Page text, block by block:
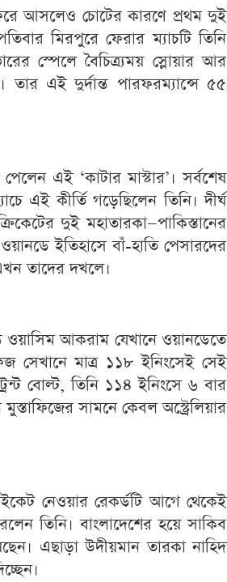
আসলেও চোটের কারণে প্রথম দুই
মিরপুরে ফেরার ম্যাচটি তিনি
স্পেলে বৈচিত্র্যময় স্লোয়ার আর
তার এই দুর্দান্ত পারফরম্যান্সে ৫৫
এই ‘কাটার মাস্টার’। সর্বশেষ
এই কীর্তি গড়েছিলেন তিনি। দীর্ঘ
দুই মহাতারকা—পাকিস্তানের
ইতিহাসে বাঁ-হাতি পেসারদের
তাদের দখলে।
ওয়াসিম আকরাম যেখানে ওয়ানডেতে
সেখানে মাত্র ১১৮ ইনিংসেই সেই
বোল্ট, তিনি ১১৪ ইনিংসে ৬ বার
সামনে কেবল অস্ট্রেলিয়ার
নেওয়ার রেকর্ডটি আগে থেকেই
তিনি। বাংলাদেশের হয়ে সাকিব
এছাড়া উদীয়মান তারকা নাহিদ